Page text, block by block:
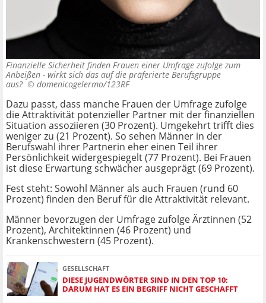
Finanzielle Sicherheit finden Frauen einer Umfrage zufolge zum
Anbeißen - wirkt sich das auf die präferierte Berufsgruppe
aus? © domenicogelermo/123RF
Dazu passt, dass manche Frauen der Umfrage zufolge
die Attraktivität potenzieller Partner mit der finanziellen
Situation assoziieren (30 Prozent). Umgekehrt trifft dies
weniger zu (21 Prozent). So sehen Männer in der
Berufswahl ihrer Partnerin eher einen Teil ihrer
Persönlichkeit widergespiegelt (77 Prozent). Bei Frauen
ist diese Erwartung schwächer ausgeprägt (69 Prozent).
Fest steht: Sowohl Männer als auch Frauen (rund 60
Prozent) finden den Beruf für die Attraktivität relevant.
Männer bevorzugen der Umfrage zufolge Ärztinnen (52
Prozent), Architektinnen (46 Prozent) und
Krankenschwestern (45 Prozent).
GESELLSCHAFT
DIESE JUGENDWÖRTER SIND IN DEN TOP 10:
DARUM HAT ES EIN BEGRIFF NICHT GESCHAFFT